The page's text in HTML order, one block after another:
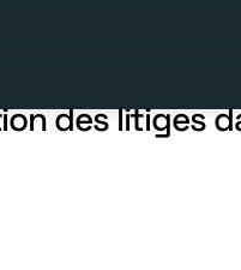
la gestion
des litiges